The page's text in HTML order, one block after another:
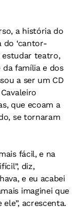
a história do
do ‘cantor-
estudar teatro,
da família e dos
a ser um CD
que ecoam a
se tornaram
fácil, e na
diz,
e eu acabei
imaginei que
acrescenta.